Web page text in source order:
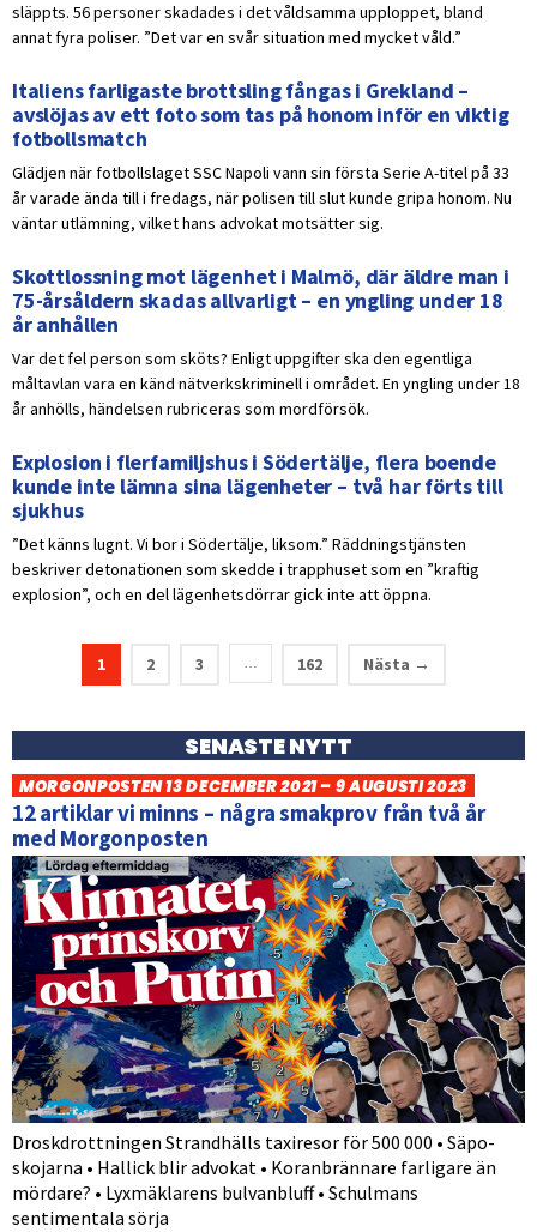
släppts. 56 personer skadades i det våldsamma upploppet, bland
annat fyra poliser. ”Det var en svår situation med mycket våld.”
Italiens farligaste brottsling fångas i Grekland –
avslöjas av ett foto som tas på honom inför en viktig
fotbollsmatch
Glädjen när fotbollslaget SSC Napoli vann sin första Serie A-titel på 33
år varade ända till i fredags, när polisen till slut kunde gripa honom. Nu
väntar utlämning, vilket hans advokat motsätter sig.
Skottlossning mot lägenhet i Malmö, där äldre man i
75-årsåldern skadas allvarligt – en yngling under 18
år anhållen
Var det fel person som sköts? Enligt uppgifter ska den egentliga
måltavlan vara en känd nätverkskriminell i området. En yngling under 18
år anhölls, händelsen rubriceras som mordförsök.
Explosion i flerfamiljshus i Södertälje, flera boende
kunde inte lämna sina lägenheter – två har förts till
sjukhus
”Det känns lugnt. Vi bor i Södertälje, liksom.” Räddningstjänsten
beskriver detonationen som skedde i trapphuset som en ”kraftig
explosion”, och en del lägenhetsdörrar gick inte att öppna.
1 2 3 … 162 Nästa →
SENASTE NYTT
MORGONPOSTEN 13 DECEMBER 2021 – 9 AUGUSTI 2023
12 artiklar vi minns – några smakprov från två år
med Morgonposten
Droskdrottningen Strandhälls taxiresor för 500 000 • Säpo-
skojarna • Hallick blir advokat • Koranbrännare farligare än
mördare? • Lyxmäklarens bulvanbluff • Schulmans
sentimentala sörja